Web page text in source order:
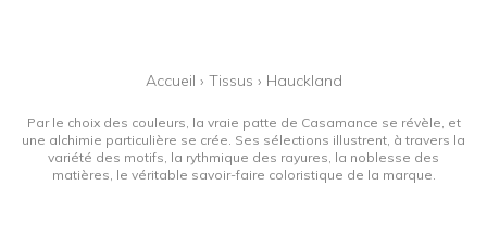
Accueil › Tissus › Hauckland
Par le choix des couleurs, la vraie patte de Casamance se révèle, et
une alchimie particulière se crée. Ses sélections illustrent, à travers la
variété des motifs, la rythmique des rayures, la noblesse des
matières, le véritable savoir-faire coloristique de la marque.